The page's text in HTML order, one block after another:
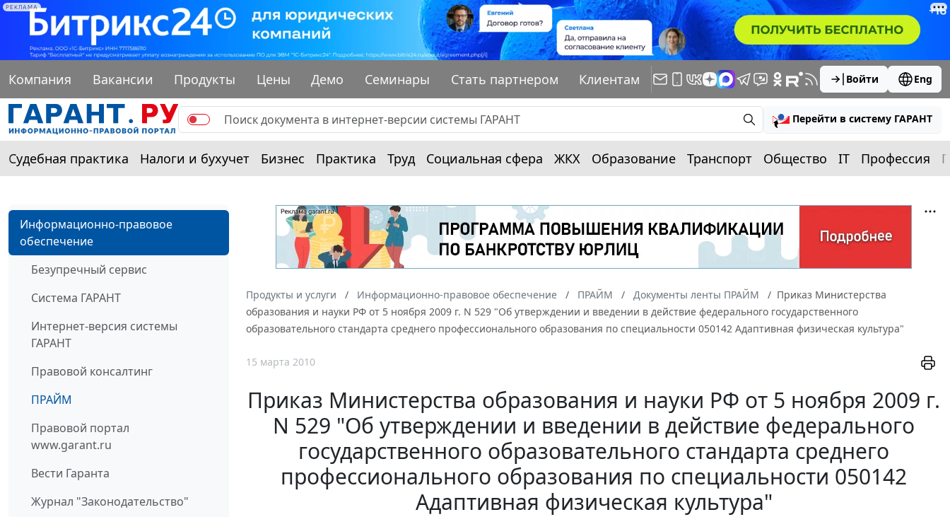
РЕКЛАМА
Компания Вакансии Продукты Цены Демо Семинары Стать партнером Клиентам Войти Eng
Перейти в систему ГАРАНТ
Судебная практика Налоги и бухучет Бизнес Практика Труд Социальная сфера ЖКХ Образование Транспорт Общество IT Профессия
Информационно-правовое
обеспечение
Безупречный сервис
Система ГАРАНТ
Интернет-версия системы
ГАРАНТ
Правовой консалтинг
ПРАЙМ
Правовой портал
www.garant.ru
Вести Гаранта
Журнал "Законодательство"
Продукты и услуги Информационно-правовое обеспечение ПРАЙМ Документы ленты ПРАЙМ
Приказ Министерства
образования и науки РФ от 5 ноября 2009 г. N 529 "Об утверждении и введении в действие федерального государственного
образовательного стандарта среднего профессионального образования по специальности 050142 Адаптивная физическая культура"
15 марта 2010
Приказ Министерства образования и науки РФ от 5 ноября 2009 г.
N 529 "Об утверждении и введении в действие федерального
государственного образовательного стандарта среднего
профессионального образования по специальности 050142
Адаптивная физическая культура"